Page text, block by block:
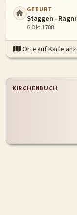
GEBURT
Staggen -
6 Okt 1788
Orte auf Karte
KIRCHENBUCH